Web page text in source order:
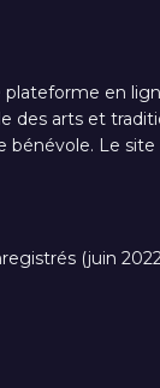
plateforme en
des arts et
bénévole. Le
(juin